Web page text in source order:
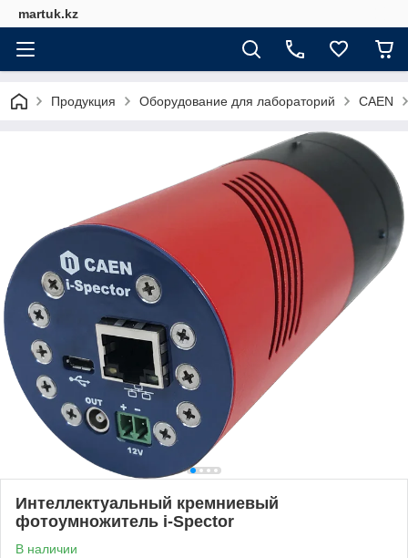
martuk.kz
Продукция Оборудование для лабораторий CAEN
Интеллектуальный кремниевый
фотоумножитель i-Spector
В наличии